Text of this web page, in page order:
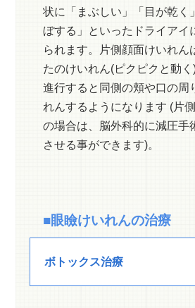
状に「まぶしい」「目が乾く
ぼする」といったドライアイ
られます。片側顔面けいれん
たのけいれん(ピクピクと動く
進行すると同側の頬や口の周
れんするようになります (片
の場合は、脳外科的に減圧手
させる事ができます)。
■眼瞼けいれんの治療
ボトックス治療